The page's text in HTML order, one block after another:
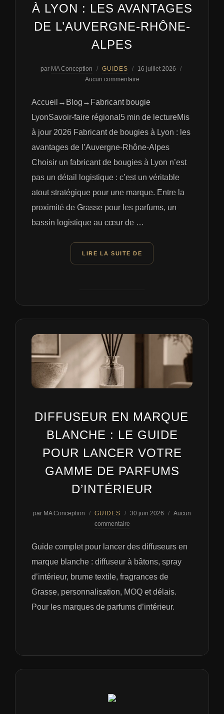
À LYON : LES AVANTAGES
DE L’AUVERGNE-RHÔNE-
ALPES
par MA Conception GUIDES
Publié
le
16 juillet 2026
Aucun commentaire
Accueil→Blog→Fabricant bougie
LyonSavoir-faire régional5 min de lectureMis
à jour 2026 Fabricant de bougies à Lyon : les
avantages de l’Auvergne-Rhône-Alpes
Choisir un fabricant de bougies à Lyon n’est
pas un détail logistique : c’est un véritable
atout stratégique pour une marque. Entre la
proximité de Grasse pour les parfums, un
bassin logistique au cœur de …
LIRE LA SUITE DE
DIFFUSEUR EN MARQUE
BLANCHE : LE GUIDE
POUR LANCER VOTRE
GAMME DE PARFUMS
D’INTÉRIEUR
par MA Conception GUIDES
Publié
30 juin 2026
Aucun
commentaire
Guide complet pour lancer des diffuseurs en
marque blanche : diffuseur à bâtons, spray
d’intérieur, brume textile, fragrances de
Grasse, personnalisation, MOQ et délais.
Pour les marques de parfums d’intérieur.